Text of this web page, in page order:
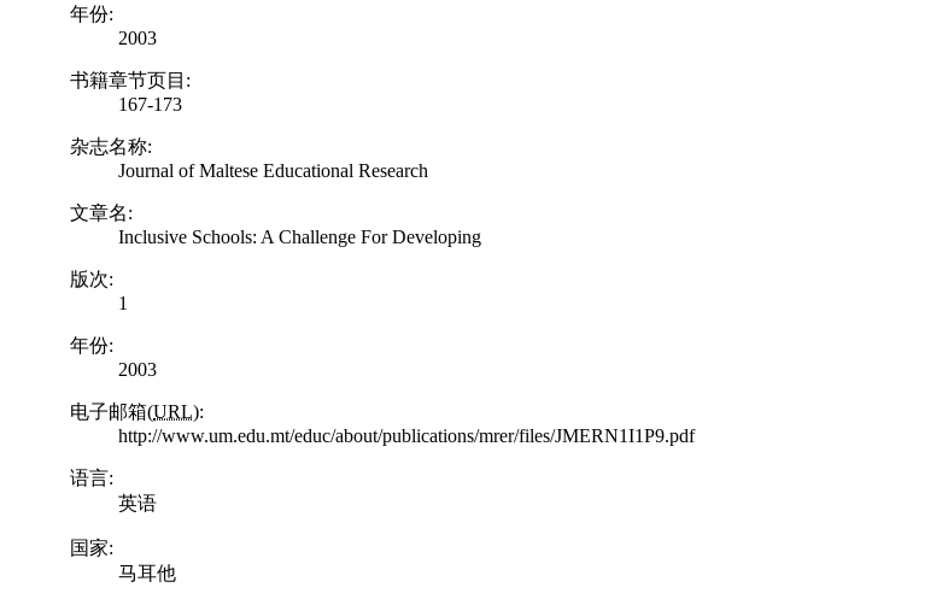
年份:
2003
书籍章节页目:
167-173
杂志名称:
Journal of Maltese Educational Research
文章名:
Inclusive Schools: A Challenge For Developing
版次:
1
年份:
2003
电子邮箱(URL):
http://www.um.edu.mt/educ/about/publications/mrer/files/JMERN1I1P9.pdf
语言:
英语
国家:
马耳他